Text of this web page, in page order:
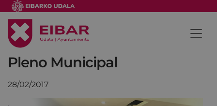
Pleno Municipal
28/02/2017